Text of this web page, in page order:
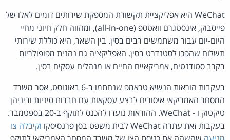
WeChat היא אפליקציית תקשורת המספקת שירותים דומים לאלו של
פייסבוק, אינסטגרם וואטספ (all-in-one), ומהווה חלק חיוני מחיי
היום-יום עבור משתמשים רבים בסין. בין השאר, היא כוללת שירותי
תשלום שהפכו לסטנדרט בסין. האפליקציה גם נהנית מפופולריות
בקרב סטודנטים, אמריקאיים החיים או מנהלים עסקים בסין.
בעקבות הוראות הנשיא טראמפ שנחתמו ב-6 באוגוסט, אסר משרד
המסחר האמריקאי איסורים לבצע עסקאות עם חברות סיניות וביניהן
טיקטוק ו - WeChat. ההוראות נועדו להכנס לתוקף ב-20 בספטמבר.
בעקבות זאת עתרה WeChat לבית משפט בסן פרנסיסקו
וקיבלה צו